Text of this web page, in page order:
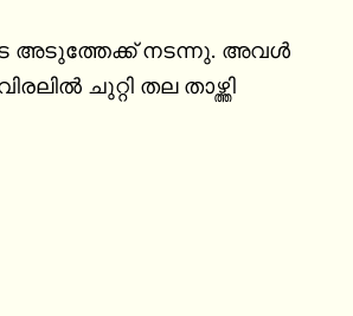
അടുത്തേക്ക് നടന്നു. അവള്‍
ചുറ്റി തല താഴ്ത്തി